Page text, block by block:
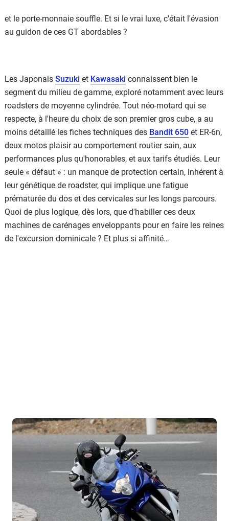
et le porte-monnaie souffle. Et si le vrai luxe, c'était l'évasion
au guidon de ces GT abordables ?
Les Japonais Suzuki et Kawasaki connaissent bien le
segment du milieu de gamme, exploré notamment avec leurs
roadsters de moyenne cylindrée. Tout néo-motard qui se
respecte, à l'heure du choix de son premier gros cube, a au
moins détaillé les fiches techniques des Bandit 650 et ER-6n,
deux motos plaisir au comportement routier sain, aux
performances plus qu'honorables, et aux tarifs étudiés. Leur
seule « défaut » : un manque de protection certain, inhérent à
leur génétique de roadster, qui implique une fatigue
prématurée du dos et des cervicales sur les longs parcours.
Quoi de plus logique, dès lors, que d'habiller ces deux
machines de carénages enveloppants pour en faire les reines
de l'excursion dominicale ? Et plus si affinité…